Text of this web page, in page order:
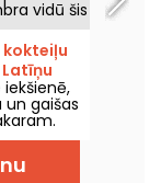
vidū šis
Parīzes 2.
kokteiļu
un gaišas